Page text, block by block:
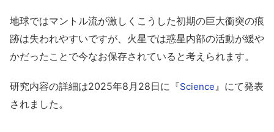
地球ではマントル流が激しくこうした初期の巨大衝突の痕
跡は失われやすいですが、火星では惑星内部の活動が緩や
かだったことで今なお保存されていると考えられます。
研究内容の詳細は2025年8月28日に『Science 』にて発表
されました。